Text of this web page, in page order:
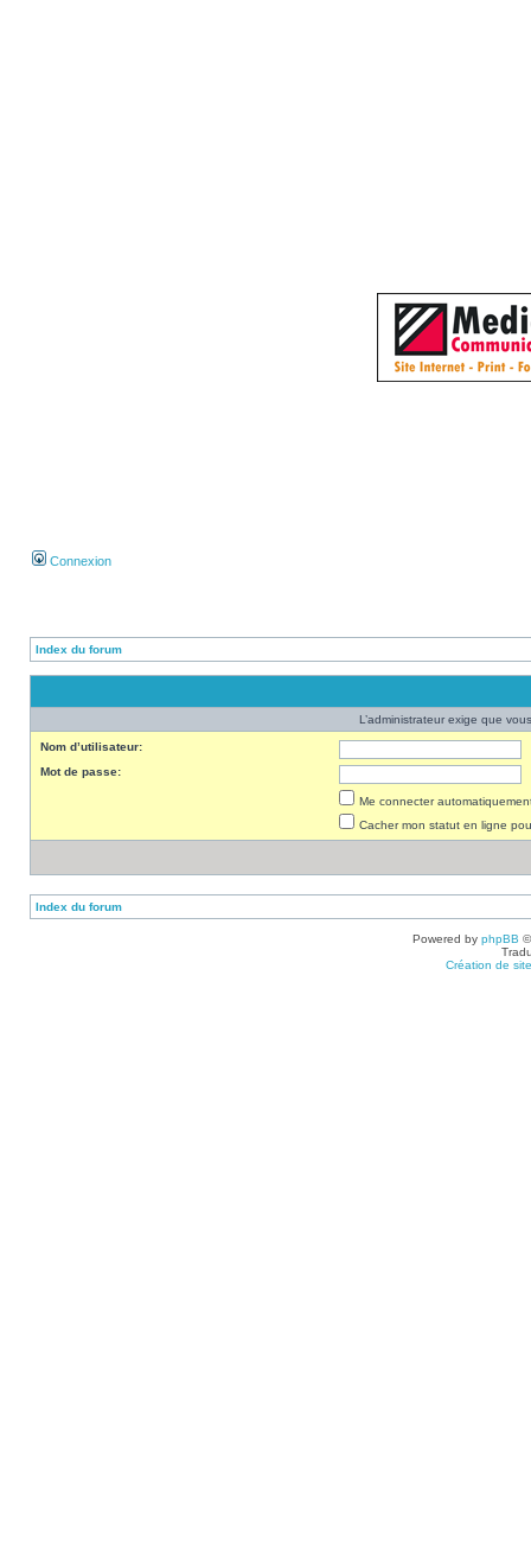
Connexion
Index du forum
L’administrateur exige que
Nom d’utilisateur:
Mot de passe:
Me connecter
Cacher mon statut en ligne
Index du forum
Powered by phpBB
Création de